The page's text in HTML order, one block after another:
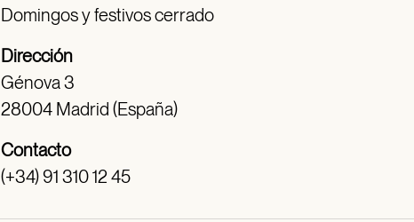
Domingos y festivos cerrado
Dirección
Génova 3
28004 Madrid (España)
Contacto
(+34) 91 310 12 45